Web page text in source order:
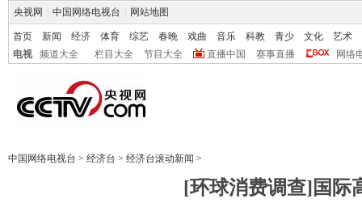
央视网 中国网络电视台 网站地图
首页 新闻 经济 体育 综艺 春晚 戏曲 音乐 科教 青少 文化
艺术
电视
频道大全 栏目大全 节目大全 直播中国 赛事直播 网络
中国网络电视台 > 经济台 > 经济台滚动新闻 >
[环球消费调查]国际